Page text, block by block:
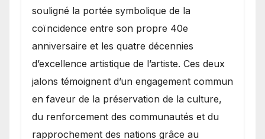
souligné la portée symbolique de la
coïncidence entre son propre 40e
anniversaire et les quatre décennies
d’excellence artistique de l’artiste. Ces deux
jalons témoignent d’un engagement commun
en faveur de la préservation de la culture,
du renforcement des communautés et du
rapprochement des nations grâce au